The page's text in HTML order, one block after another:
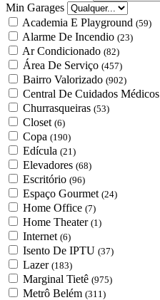
Min Garages
Academia E Playground (59)
Alarme De Incendio (23)
Ar Condicionado (82)
Área De Serviço (457)
Bairro Valorizado (902)
Central De Cuidados Médicos
Churrasqueiras (53)
Closet (6)
Copa (190)
Edícula (21)
Elevadores (68)
Escritório (96)
Espaço Gourmet (24)
Home Office (7)
Home Theater (1)
Internet (6)
Isento De IPTU (37)
Lazer (183)
Marginal Tietê (975)
Metrô Belém (311)